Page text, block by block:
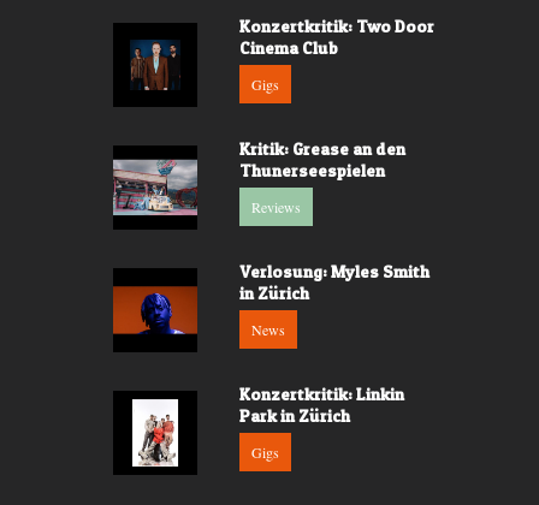
Konzertkritik: Two Door
Cinema Club
Gigs
Kritik: Grease an den
Thunerseespielen
Reviews
Verlosung: Myles Smith
in Zürich
News
Konzertkritik: Linkin
Park in Zürich
Gigs